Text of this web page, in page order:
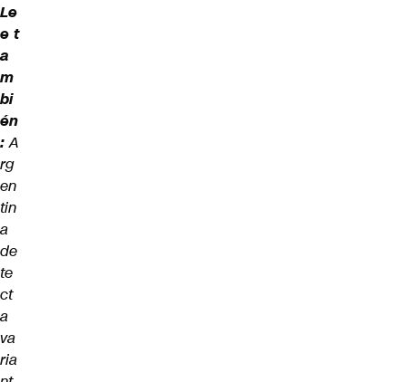
Le
e t
a
m
bi
én
:A
rg
en
tin
a
de
te
ct
a
va
ria